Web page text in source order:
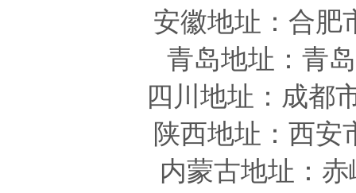
安徽地址 ：合
青岛地址 ：青
四川 地址 ：成都
陕西地址 ：西
内蒙古地址：